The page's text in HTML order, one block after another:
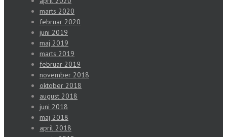
marts 2020
februar 2020
juni 2019
maj 2019
marts 2019
februar 2019
november 2018
oktober 2018
august 2018
juni 2018
maj 2018
april 2018